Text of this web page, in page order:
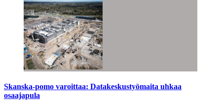
Skanska-pomo varoittaa: Datakeskustyömaita uhkaa
osaajapula